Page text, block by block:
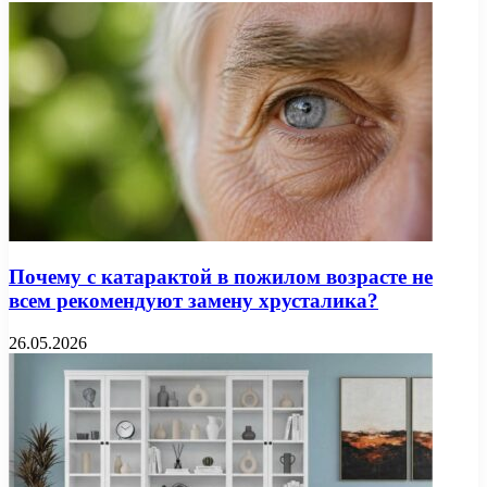
Почему с катарактой в пожилом возрасте не
всем рекомендуют замену хрусталика?
26.05.2026